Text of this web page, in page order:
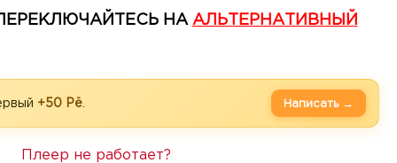
НА АЛЬТЕРНАТИВНЫЙ
+50 Рё Написать →
Плеер не работает?